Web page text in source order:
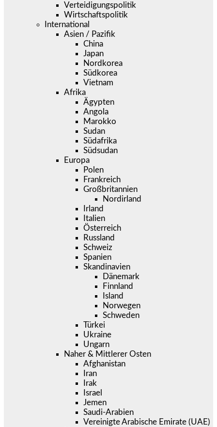
Verteidigungspolitik
Wirtschaftspolitik
International
Asien / Pazifik
China
Japan
Nordkorea
Südkorea
Vietnam
Afrika
Ägypten
Angola
Marokko
Sudan
Südafrika
Südsudan
Europa
Polen
Frankreich
Großbritannien
Nordirland
Irland
Italien
Österreich
Russland
Schweiz
Spanien
Skandinavien
Dänemark
Finnland
Island
Norwegen
Schweden
Türkei
Ukraine
Ungarn
Naher & Mittlerer Osten
Afghanistan
Iran
Irak
Israel
Jemen
Saudi-Arabien
Vereinigte Arabische Emirate (UAE)